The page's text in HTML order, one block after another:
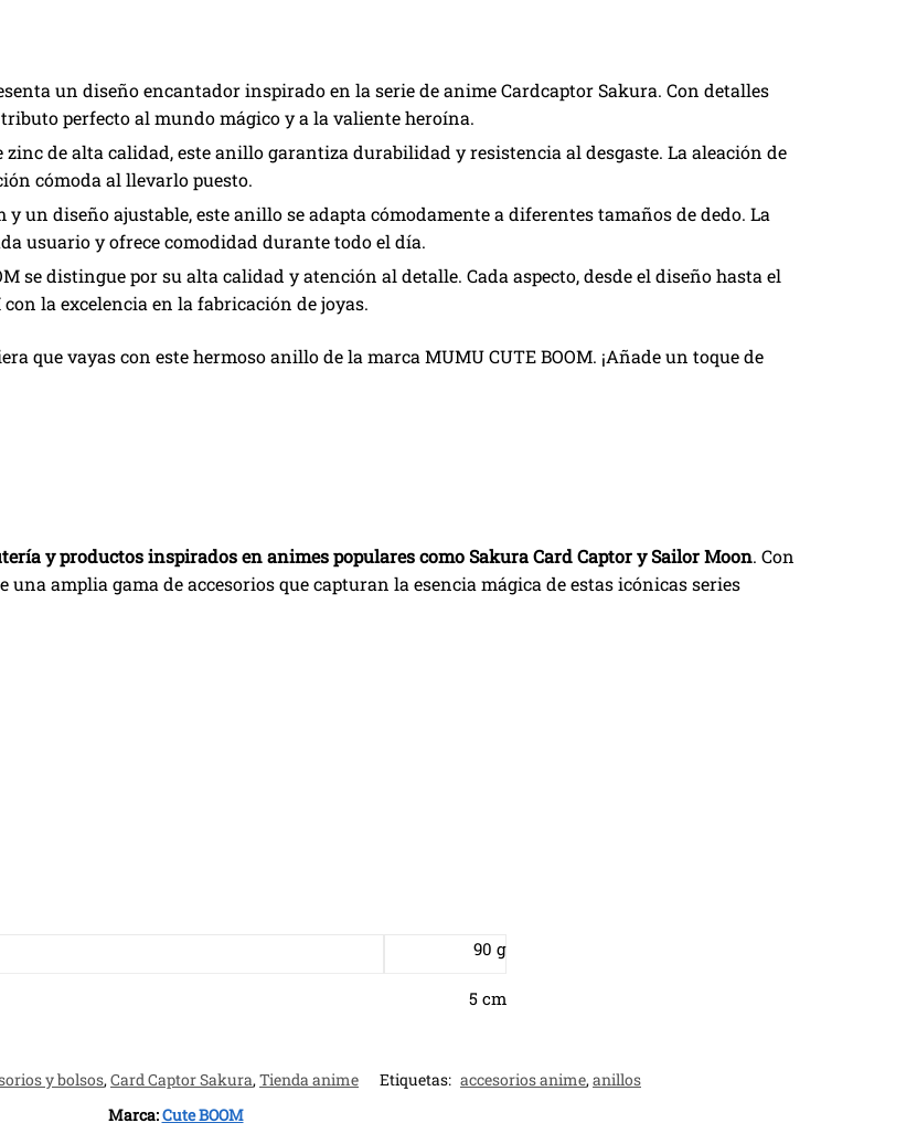
un diseño encantador inspirado en la serie de anime Cardcaptor Sakura. Con detalles
perfecto al mundo mágico y a la valiente heroína.
de alta calidad, este anillo garantiza durabilidad y resistencia al desgaste. La aleación de
cómoda al llevarlo puesto.
un diseño ajustable, este anillo se adapta cómodamente a diferentes tamaños de dedo. La
usuario y ofrece comodidad durante todo el día.
se distingue por su alta calidad y atención al detalle. Cada aspecto, desde el diseño hasta el
con la excelencia en la fabricación de joyas.
que vayas con este hermoso anillo de la marca MUMUCUTE BOOM. ¡Añade un toque de
y productos inspirados en animes populares como Sakura Card Captor y Sailor Moon. Con
una amplia gama de accesorios que capturan la esencia mágica de estas icónicas series
90 g
5 cm
y bolsos,Card Captor Sakura,Tienda anime Etiquetas: accesorios anime,anillos
Marca:Cute BOOM